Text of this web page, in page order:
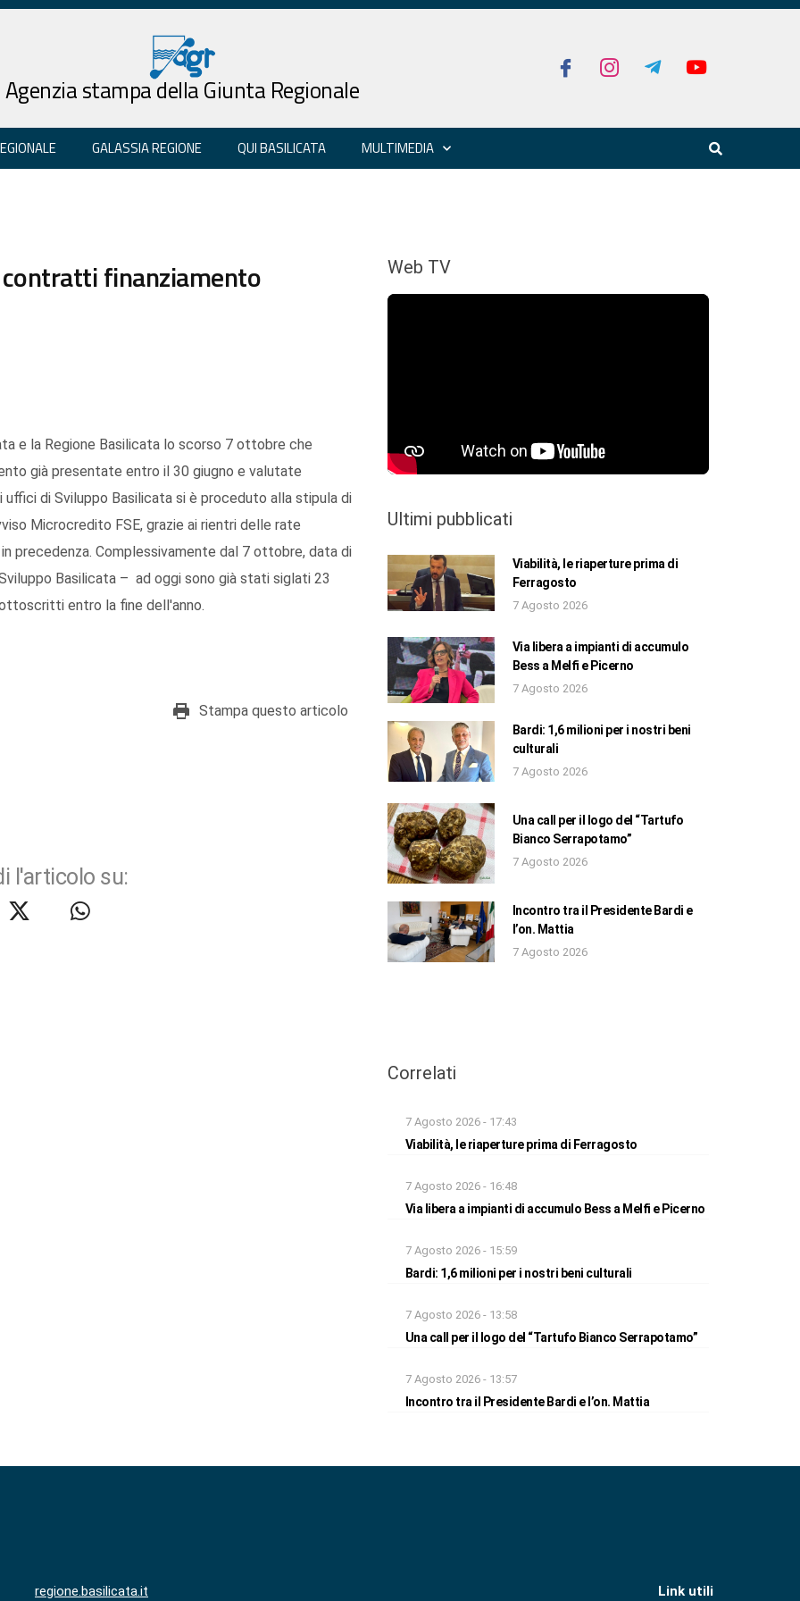
Agenzia stampa della Giunta Regionale
GALASSIA REGIONE QUI BASILICATA MULTIMEDIA
finanziamento
e la Regione Basilicata lo scorso 7 ottobre che
già presentate entro il 30 giugno e valutate
di Sviluppo Basilicata si è proceduto alla stipula di
Microcredito FSE, grazie ai rientri delle rate
precedenza. Complessivamente dal 7 ottobre, data di
Basilicata – ad oggi sono già stati siglati 23
entro la fine dell'anno.
Stampa questo articolo
l'articolo su:
Web TV
Ultimi pubblicati
Viabilità, le riaperture prima di
Ferragosto
7 Agosto 2026
Via libera a impianti di accumulo
Bess a Melfi e Picerno
7 Agosto 2026
Bardi: 1,6 milioni per i nostri beni
culturali
7 Agosto 2026
Una call per il logo del “Tartufo
Bianco Serrapotamo”
7 Agosto 2026
Incontro tra il Presidente Bardi e
l’on. Mattia
7 Agosto 2026
Correlati
7 Agosto 2026 - 17:43
Viabilità, le riaperture prima di Ferragosto
7 Agosto 2026 - 16:48
Via libera a impianti di accumulo Bess a Melfi e Picerno
7 Agosto 2026 - 15:59
Bardi: 1,6 milioni per i nostri beni culturali
7 Agosto 2026 - 13:58
Una call per il logo del “Tartufo Bianco Serrapotamo”
7 Agosto 2026 - 13:57
Incontro tra il Presidente Bardi e l’on. Mattia
regione.basilicata.it Link utili